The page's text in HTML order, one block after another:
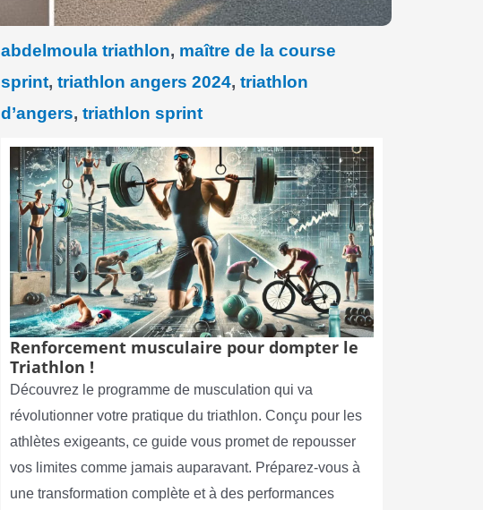
abdelmoula triathlon, maître de la course
sprint, triathlon angers 2024, triathlon
d’angers, triathlon sprint
Renforcement musculaire pour dompter le
Triathlon !
Découvrez le programme de musculation qui va
révolutionner votre pratique du triathlon. Conçu pour les
athlètes exigeants, ce guide vous promet de repousser
vos limites comme jamais auparavant. Préparez-vous à
une transformation complète et à des performances